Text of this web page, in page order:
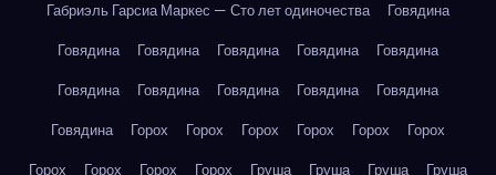
Габриэль Гарсиа Маркес — Сто лет одиночества
Говядина
Говядина
Говядина Говядина Говядина
Говядина
Говядина
Говядина Говядина Говядина
Говядина
Говядина
Горох Горох Горох Горох Горох
Горох
Горох
Горох Горох Горох Груша Груша Груша
Груша